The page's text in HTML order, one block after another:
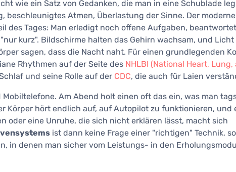
wie ein Satz von Gedanken, die man in eine Schublade
beschleunigtes Atmen, Überlastung der Sinne. Der
des Tages: Man erledigt noch offene Aufgaben, beantwortet
kurz". Bildschirme halten das Gehirn wachsam, und Licht
sagen, dass die Nacht naht. Für einen grundlegenden
Rhythmen auf der Seite des NHLBI (National Heart, Lung,
und seine Rolle auf der CDC, die auch für Laien
Am Abend holt einen oft das ein, was man
Körper hört endlich auf, auf Autopilot zu funktionieren, und
oder eine Unruhe, die sich nicht erklären lässt, macht sich
ist dann keine Frage einer "richtigen" Technik,
in denen man sicher vom Leistungs- in den